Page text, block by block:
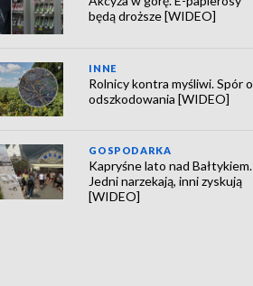
będą droższe [WIDEO]
INNE
Rolnicy kontra myśliwi. Spór o
odszkodowania [WIDEO]
GOSPODARKA
Kapryśne lato nad Bałtykiem.
Jedni narzekają, inni zyskują
[WIDEO]